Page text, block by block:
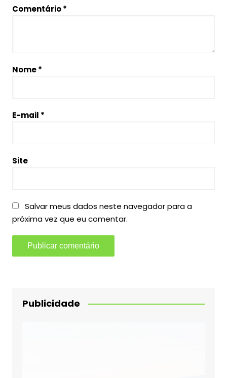
Comentário*
Nome*
E-mail *
Site
Salvar meus dados neste navegador para a
próxima vez que eu comentar.
Publicidade